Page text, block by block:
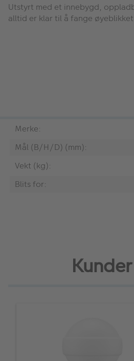
Utstyrt med et innebygd,
alltid er klar til å fange
Merke:
Mål (B/H/D) (mm):
Vekt (kg):
Blits for: